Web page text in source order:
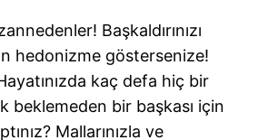
Başkaldırınızı
hedonizme göstersenize!
kaç defa hiç bir
beklemeden bir başkası için
Mallarınızla ve